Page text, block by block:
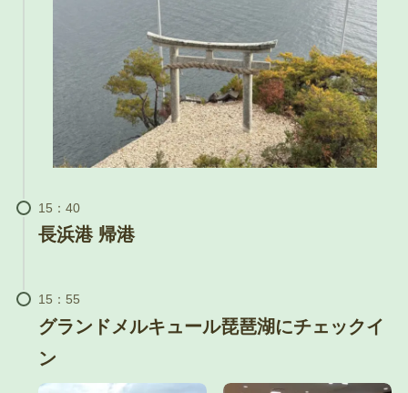
長浜港 帰港
グランドメルキュール琵琶湖にチェックイ
ン